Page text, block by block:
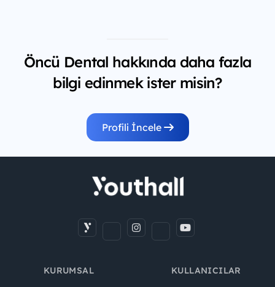
Öncü Dental hakkında daha fazla
bilgi edinmek ister misin?
Profili İncele
KURUMSAL KULLANICILAR